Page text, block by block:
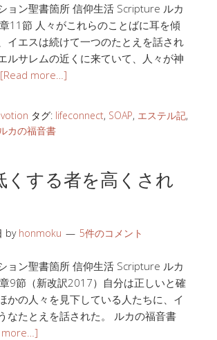
ョン聖書箇所 信仰生活 Scripture ルカ
節 人々がこれらのことばに耳を傾
イエスは続けて一つのたとえを話され
ルサレムの近くに来ていて、人々が神
[Read more…]
タグ: lifeconnect, SOAP, エステル記,
ルカの福音書
くする者を高くされ
by honmoku 5件のコメント
ョン聖書箇所 信仰生活 Scripture ルカ
9節（新改訳2017）自分は正しいと確
かの人々を見下している人たちに、イ
なたとえを話された。 ルカの福音書
more…]